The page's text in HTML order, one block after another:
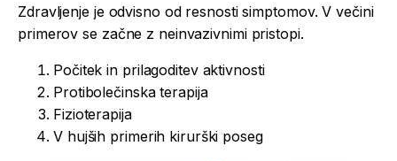
Zdravljenje je odvisno od resnosti simptomov. V večini
primerov se začne z neinvazivnimi pristopi.
Počitek in prilagoditev aktivnosti
Protibolečinska terapija
Fizioterapija
V hujših primerih kirurški poseg